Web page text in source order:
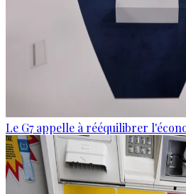
Le G7 appelle à rééquilibrer